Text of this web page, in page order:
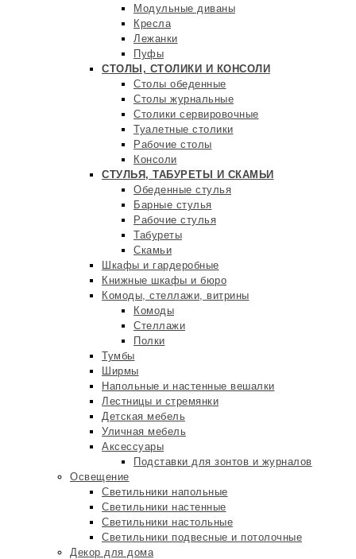
Модульные диваны
Кресла
Лежанки
Пуфы
СТОЛЫ, СТОЛИКИ И КОНСОЛИ
Столы обеденные
Столы журнальные
Столики сервировочные
Туалетные столики
Рабочие столы
Консоли
СТУЛЬЯ, ТАБУРЕТЫ И СКАМЬИ
Обеденные стулья
Барные стулья
Рабочие стулья
Табуреты
Скамьи
Шкафы и гардеробные
Книжные шкафы и бюро
Комоды, стеллажи, витрины
Комоды
Стеллажи
Полки
Тумбы
Ширмы
Напольные и настенные вешалки
Лестницы и стремянки
Детская мебель
Уличная мебель
Аксессуары
Подставки для зонтов и журналов
Освещение
Светильники напольные
Светильники настенные
Светильники настольные
Светильники подвесные и потолочные
Декор для дома